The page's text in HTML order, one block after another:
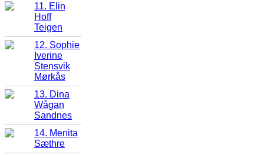
11. Elin
Hoff
Teigen
12. Sophie
Iverine
Stensvik
Mørkås
13. Dina
Wågan
Sandnes
14. Menita
Sæthre